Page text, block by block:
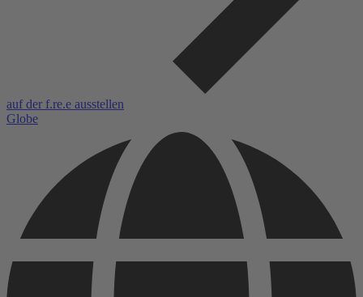
auf der f.re.e ausstellen
Globe